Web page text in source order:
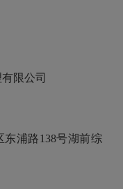
代理有限公司
浦路138号湖前综